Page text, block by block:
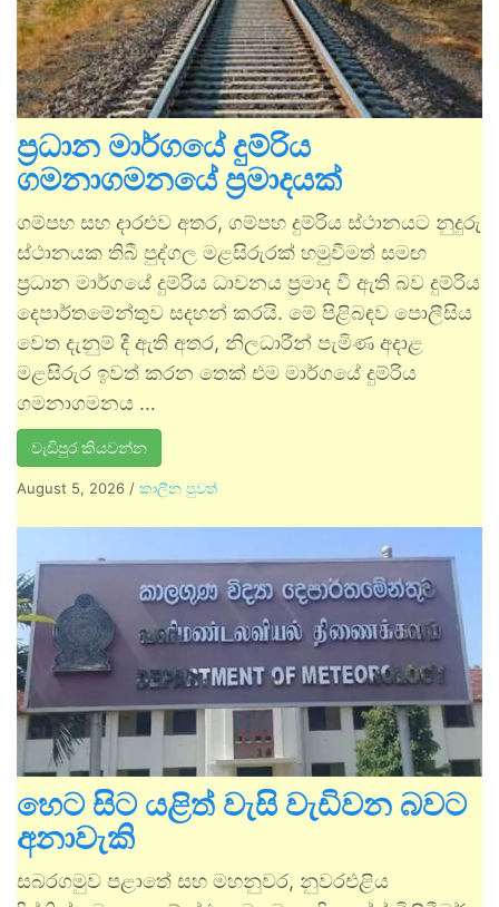
ප්‍රධාන මාර්ගයේ දුම්රිය
ගමනාගමනයේ ප්‍රමාදයක්
ගම්පහ සහ දාරළුව අතර, ගම්පහ දුම්රිය ස්ථානයට නුදුරු
ස්ථානයක තිබී පුද්ගල මළසිරුරක් හමුවීමත් සමඟ
ප්‍රධාන මාර්ගයේ දුම්රිය ධාවනය ප්‍රමාද වී ඇති බව දුම්රිය
දෙපාර්තමේන්තුව සදහන් කරයි. මේ පිළිබඳව පොලීසිය
වෙත දැනුම් දී ඇති අතර, නිලධාරීන් පැමිණ අදාළ
මළසිරුර ඉවත් කරන තෙක් එම මාර්ගයේ දුම්රිය
ගමනාගමනය …
වැඩිපුර කියවන්න
August 5, 2026 / කාලීන පුවත්
හෙට සිට යළිත් වැසි වැඩිවන බවට
අනාවැකි
සබරගමුව පළාතේ සහ මහනුවර, නුවරඑළිය